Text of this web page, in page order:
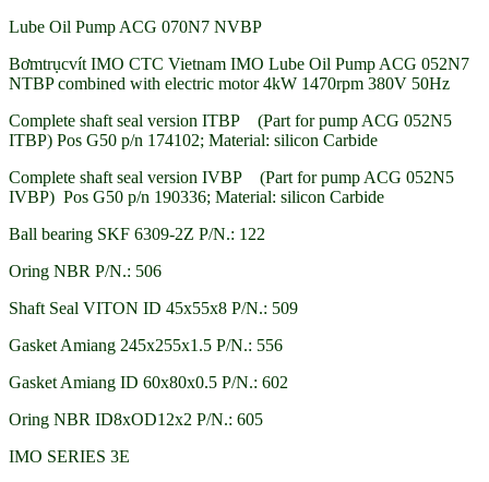
Lube Oil Pump ACG 070N7 NVBP
Bơmtrụcvít IMO CTC Vietnam IMO Lube Oil Pump ACG 052N7
NTBP combined with electric motor 4kW 1470rpm 380V 50Hz
Complete shaft seal version ITBP (Part for pump ACG 052N5
ITBP) Pos G50 p/n 174102; Material: silicon Carbide
Complete shaft seal version IVBP (Part for pump ACG 052N5
IVBP) Pos G50 p/n 190336; Material: silicon Carbide
Ball bearing SKF 6309-2Z P/N.: 122
Oring NBR P/N.: 506
Shaft Seal VITON ID 45x55x8 P/N.: 509
Gasket Amiang 245x255x1.5 P/N.: 556
Gasket Amiang ID 60x80x0.5 P/N.: 602
Oring NBR ID8xOD12x2 P/N.: 605
IMO SERIES 3E